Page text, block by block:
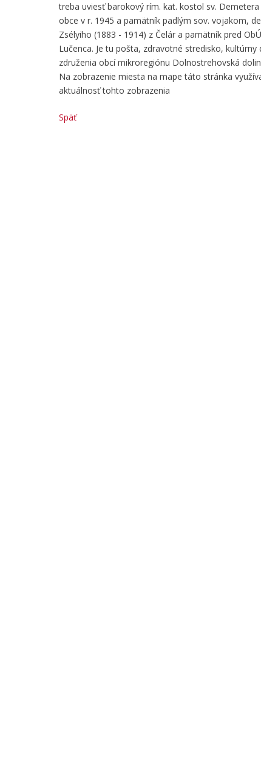
treba uviesť barokový rím. kat. kostol sv.
obce v r. 1945 a pamätník padlým sov. vojakom,
Zsélyiho (1883 - 1914) z Čelár a pamätník pred
Lučenca. Je tu pošta, zdravotné stredisko,
združenia obcí mikroregiónu Dolnostrehovská
Na zobrazenie miesta na mape táto stránka
aktuálnosť tohto zobrazenia
Späť